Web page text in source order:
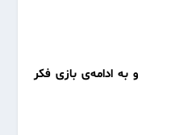
و به ادامه‌ی بازی فکر